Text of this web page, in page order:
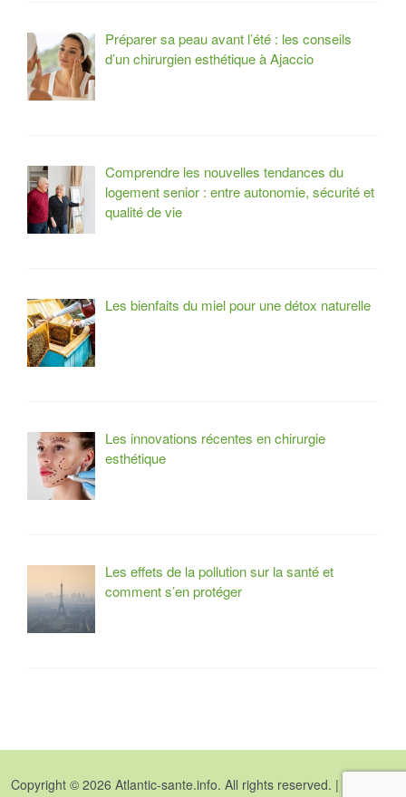
d
e
l
a
r
t
c
l
e
Préparer sa peau avant l’été : les conseils
d’un chirurgien esthétique à Ajaccio
Comprendre les nouvelles tendances du
logement senior : entre autonomie, sécurité et
qualité de vie
Les bienfaits du miel pour une détox naturelle
Les innovations récentes en chirurgie
esthétique
Les effets de la pollution sur la santé et
comment s’en protéger
Copyright © 2026 Atlantic-sante.info. All rights reserved. |